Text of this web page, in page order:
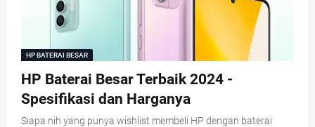
HP BATERAI BESAR
HP Baterai Besar Terbaik 2024 -
Spesifikasi dan Harganya
Siapa nih yang punya wishlist membeli HP dengan baterai